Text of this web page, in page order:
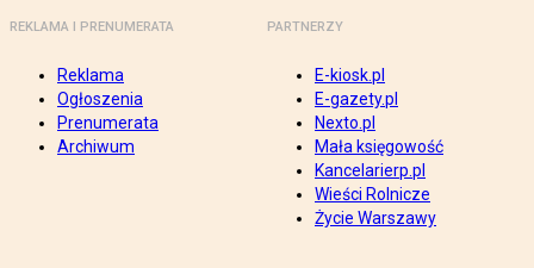
REKLAMA I PRENUMERATA
Reklama
Ogłoszenia
Prenumerata
Archiwum
PARTNERZY
E-kiosk.pl
E-gazety.pl
Nexto.pl
Mała księgowość
Kancelarierp.pl
Wieści Rolnicze
Życie Warszawy